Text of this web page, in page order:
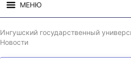
МЕНЮ
СВЕДЕНИЯ ОБ
ОБРАЗОВАТЕЛЬНОЙ
Ингушский государственный
Новости